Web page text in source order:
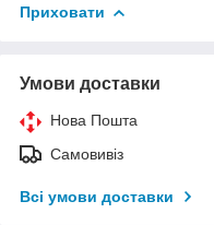
Приховати
Умови доставки
Нова Пошта
Самовивіз
Всі умови доставки